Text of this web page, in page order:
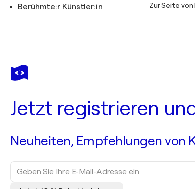
Berühmte:r Künstler:in Zur Seite
Jetzt registrieren
Neuheiten, Empfehlungen von